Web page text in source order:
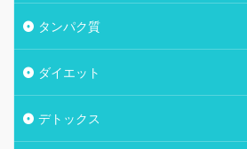
タンパク質
ダイエット
デトックス